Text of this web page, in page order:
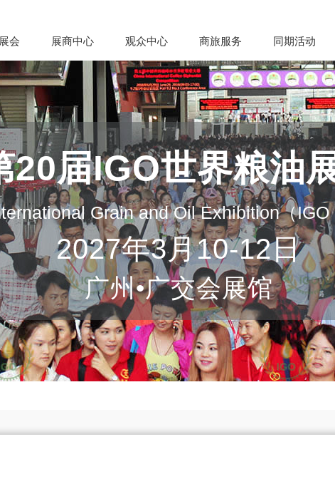
会 展商中心 观众中心 商旅服务 同期活动
20届IGO世界粮油
Grain and Oil Exhibition（IGO
2027年3月10-12日
广州•广交会展馆